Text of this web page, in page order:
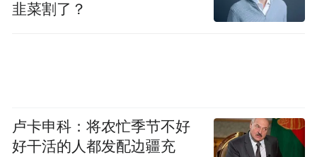
韭菜割了？
卢卡申科：将农忙季节不好
好干活的人都发配边疆充